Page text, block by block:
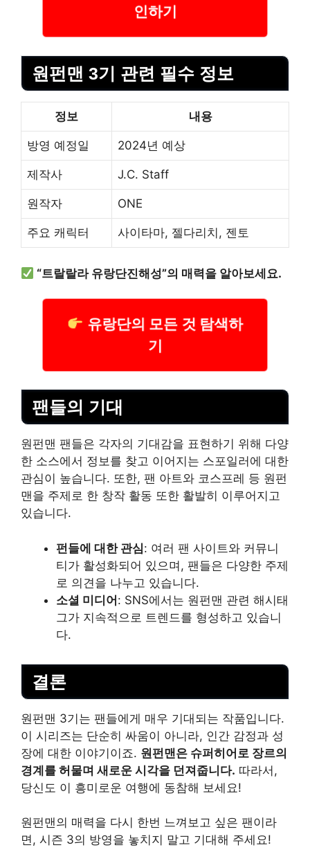
인하기
원펀맨 3기 관련 필수 정보
정보 내용
방영 예정일 2024년 예상
제작사 J.C. Staff
원작자 ONE
주요 캐릭터 사이타마, 젤다리치, 젠토
“트랄랄라 유랑단진해성”의 매력을 알아보세요.
유랑단의 모든 것 탐색하
기
팬들의 기대
원펀맨 팬들은 각자의 기대감을 표현하기 위해 다양
한 소스에서 정보를 찾고 이어지는 스포일러에 대한
관심이 높습니다. 또한, 팬 아트와 코스프레 등 원펀
맨을 주제로 한 창작 활동 또한 활발히 이루어지고
있습니다.
펀들에 대한 관심: 여러 팬 사이트와 커뮤니
티가 활성화되어 있으며, 팬들은 다양한 주제
로 의견을 나누고 있습니다.
소셜 미디어: SNS에서는 원펀맨 관련 해시태
그가 지속적으로 트렌드를 형성하고 있습니
다.
결론
원펀맨 3기는 팬들에게 매우 기대되는 작품입니다.
이 시리즈는 단순히 싸움이 아니라, 인간 감정과 성
장에 대한 이야기이죠. 원펀맨은 슈퍼히어로 장르의
경계를 허물며 새로운 시각을 던져줍니다. 따라서,
당신도 이 흥미로운 여행에 동참해 보세요!
원펀맨의 매력을 다시 한번 느껴보고 싶은 팬이라
면, 시즌 3의 방영을 놓치지 말고 기대해 주세요!